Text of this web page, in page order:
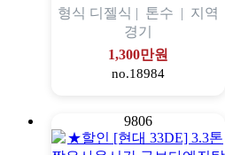
형식 디젤식 | 톤수 | 지역
경기
1,300만원
no.18984
9806